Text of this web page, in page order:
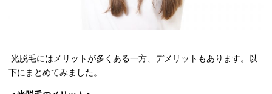
光脱毛にはメリットが多くある一方、デメリットもあります。以
下にまとめてみました。